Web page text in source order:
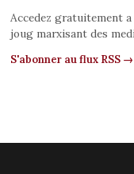
Accedez gratuitement
joug marxisant des
S'abonner au flux RSS →